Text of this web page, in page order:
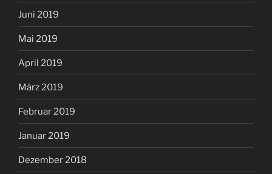
Juni 2019
Mai 2019
April 2019
März 2019
Februar 2019
Januar 2019
Dezember 2018